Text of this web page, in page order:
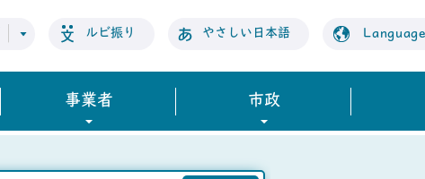
ルビ振り やさしい日本語 Language
事業者 市政